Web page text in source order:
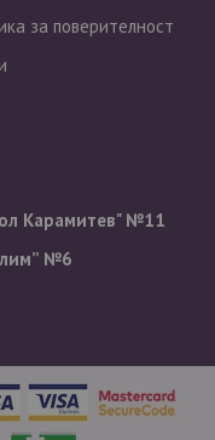
за поверителност
Карамитев" №11
№6